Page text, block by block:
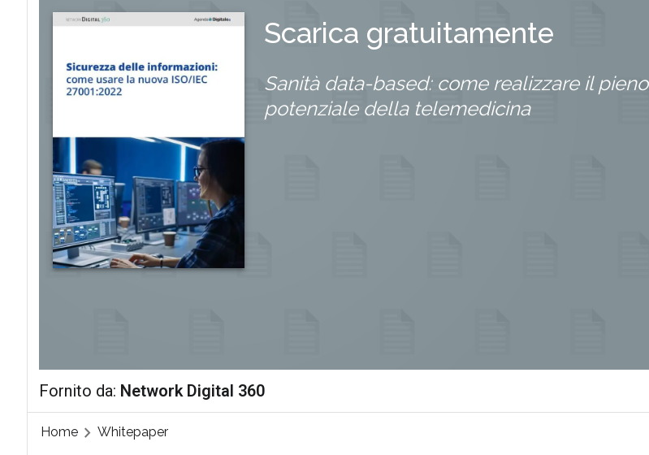
Scarica gratuitamente
Sanità data-based: come realizzare il pieno
potenziale della telemedicina
Fornito da: Network Digital 360
Home Whitepaper